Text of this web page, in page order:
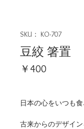
SKU： KO-707
豆絞 箸置
￥400
日本の心をいつも食
古来からのデザイ